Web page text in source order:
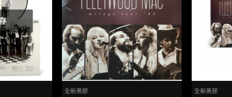
全新黑膠 全新黑膠